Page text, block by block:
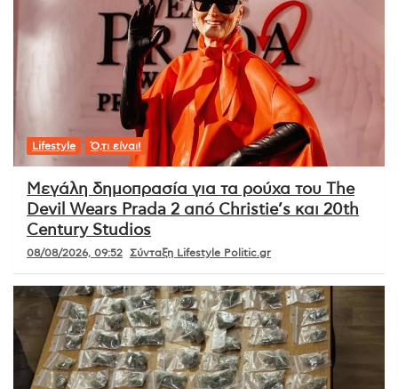
Lifestyle Ό,τι είναι!
Μεγάλη δημοπρασία για τα ρούχα του The
Devil Wears Prada 2 από Christie’s και 20th
Century Studios
08/08/2026, 09:52 Σύνταξη Lifestyle Politic.gr